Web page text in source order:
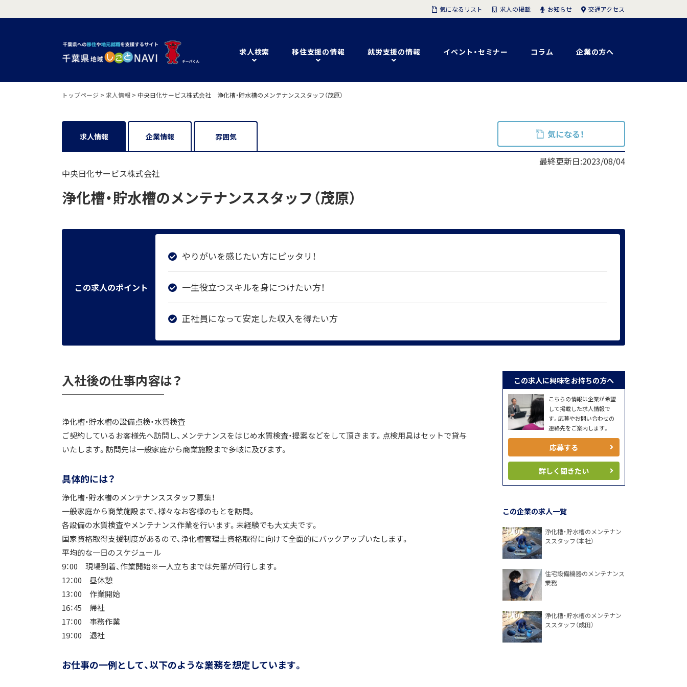
求人検索 移住支援の情報 就労支援の情報 イベント・セミナー コラム 企業の方へ
気になるリスト 求人の掲載 お知らせ 交通アクセス
トップページ > 求人情報 > 中央日化サービス株式会社 浄化槽・貯水槽のメンテナンススタッフ（茂原）
求人情報 企業情報 雰囲気 気になる！
最終更新日:2023/08/04
中央日化サービス株式会社
浄化槽・貯水槽のメンテナンススタッフ（茂原）
この求人のポイント
やりがいを感じたい方にピッタリ！
一生役立つスキルを身につけたい方！
正社員になって安定した収入を得たい方
入社後の仕事内容は？
浄化槽・貯水槽の設備点検・水質検査
ご契約しているお客様先へ訪問し、メンテナンスをはじめ水質検査・提案などをして頂きます。点検用具はセットで貸与
いたします。訪問先は一般家庭から商業施設まで多岐に及びます。
具体的には？
浄化槽・貯水槽のメンテナンススタッフ募集！
一般家庭から商業施設まで、様々なお客様のもとを訪問。
各設備の水質検査やメンテナンス作業を行います。未経験でも大丈夫です。
国家資格取得支援制度があるので、浄化槽管理士資格取得に向けて全面的にバックアップいたします。
平均的な一日のスケジュール
9：00 現場到着、作業開始※一人立ちまでは先輩が同行します。
12：00 昼休憩
13：00 作業開始
16：45 帰社
17：00 事務作業
19：00 退社
お仕事の一例として、以下のような業務を想定しています。
この求人に興味をお持ちの方へ
こちらの情報は企業が希望
して掲載した求人情報で
す。応募やお問い合わせの
連絡先をご案内します。
応募する
詳しく聞きたい
この企業の求人一覧
浄化槽・貯水槽のメンテナン
ススタッフ（本社）
住宅設備機器のメンテナンス
業務
浄化槽・貯水槽のメンテナン
ススタッフ（成田）